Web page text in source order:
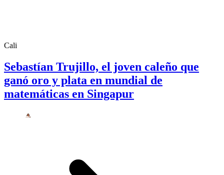
Cali
Sebastían Trujillo, el joven caleño que
ganó oro y plata en mundial de
matemáticas en Singapur